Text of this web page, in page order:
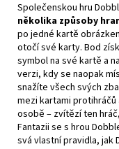
Společenskou hru
několika způsoby
po jedné kartě
otočí své karty. Bod
symbol na své kartě a
verzi, kdy se naopak
snažíte všech svých
mezi kartami
osobě – zvítězí ten
Fantazii se s hrou
svá vlastní pravidla, jak